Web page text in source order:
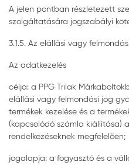
A jelen pontban részletezett
szolgáltatására jogszabályi
3.1.5. Az elállási vagy
Az adatkezelés
célja: a PPG Trilak
elállási vagy felmondási jog
termékek kezelése és a
(kapcsolódó számla kiállítása)
rendelkezéseknek megfelelően;
jogalapja: a fogyasztó és a